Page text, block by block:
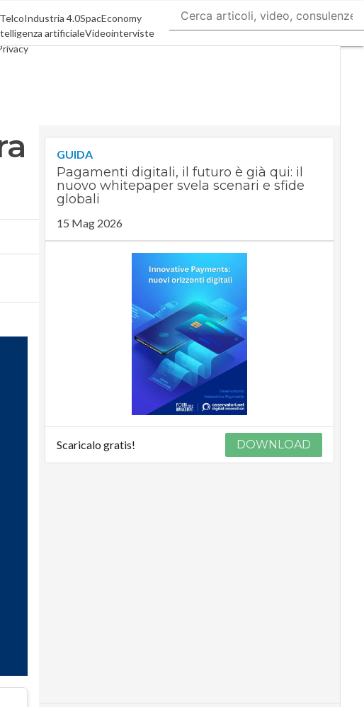
TelcoIndustria 4.0SpacEconomy
artificialeVideointerviste
GUIDA
Pagamenti digitali, il futuro è già qui: il
nuovo whitepaper svela scenari e sfide
globali
15 Mag 2026
Scaricalo gratis! DOWNLOAD